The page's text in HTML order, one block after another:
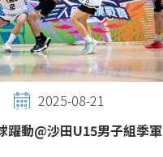
2025-08-21
躍動@沙田U15男子組季軍